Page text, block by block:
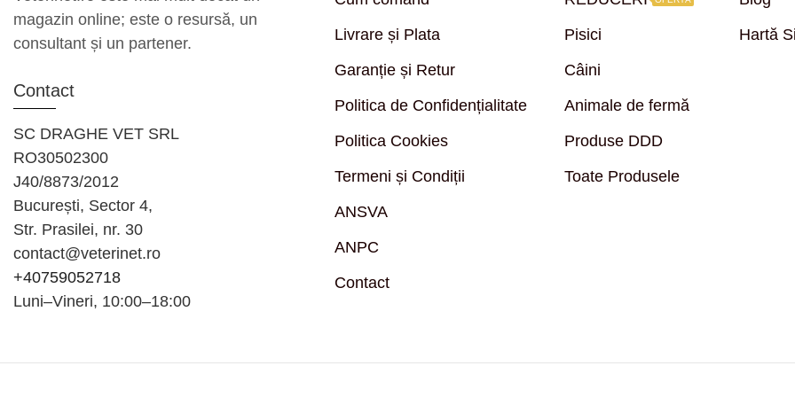
magazin online; este o resursă, un
consultant și un partener.
Contact
SC DRAGHE VET SRL
RO30502300
J40/8873/2012
București, Sector 4,
Str. Prasilei, nr. 30
contact@veterinet.ro
+40759052718
Luni–Vineri, 10:00–18:00
Livrare și Plata
Garanție și Retur
Politica de Confidențialitate
Politica Cookies
Termeni și Condiții
ANSVA
ANPC
Contact
Pisici
Câini
Animale de fermă
Produse DDD
Toate Produsele
Hartă